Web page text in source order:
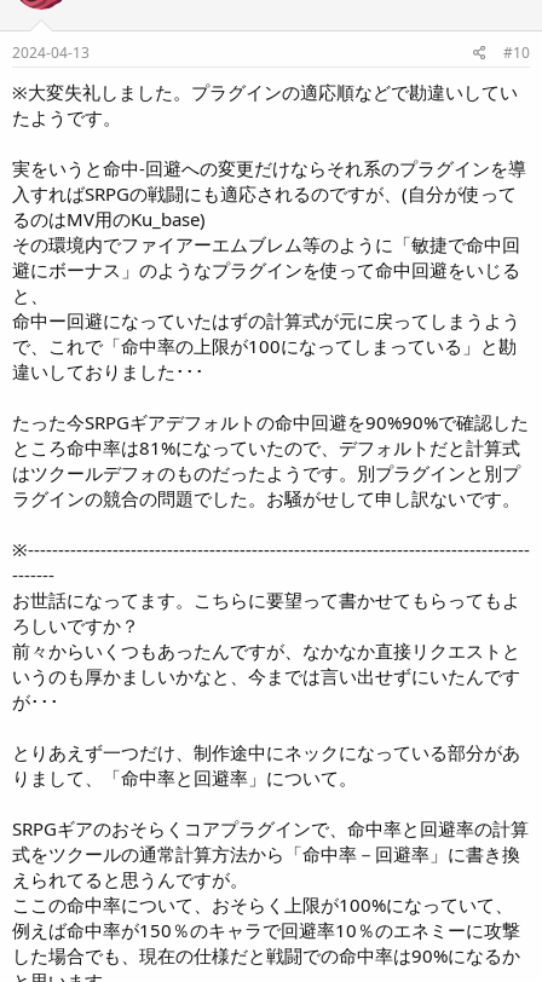
o
n
s
2024-04-13 #10
※大変失礼しました。プラグインの適応順などで勘違いしてい
たようです。
実をいうと命中-回避への変更だけならそれ系のプラグインを導
入すればSRPGの戦闘にも適応されるのですが、(自分が使って
るのはMV用のKu_base)
その環境内でファイアーエムブレム等のように「敏捷で命中回
避にボーナス」のようなプラグインを使って命中回避をいじる
と、
命中ー回避になっていたはずの計算式が元に戻ってしまうよう
で、これで「命中率の上限が100になってしまっている」と勘
違いしておりました･･･
たった今SRPGギアデフォルトの命中回避を90%90%で確認した
ところ命中率は81%になっていたので、デフォルトだと計算式
はツクールデフォのものだったようです。別プラグインと別プ
ラグインの競合の問題でした。お騒がせして申し訳ないです。
※-----------------------------------------------------------------------------------
-------
お世話になってます。こちらに要望って書かせてもらってもよ
ろしいですか？
前々からいくつもあったんですが、なかなか直接リクエストと
いうのも厚かましいかなと、今までは言い出せずにいたんです
が･･･
とりあえず一つだけ、制作途中にネックになっている部分があ
りまして、「命中率と回避率」について。
SRPGギアのおそらくコアプラグインで、命中率と回避率の計算
式をツクールの通常計算方法から「命中率－回避率」に書き換
えられてると思うんですが。
ここの命中率について、おそらく上限が100%になっていて、
例えば命中率が150％のキャラで回避率10％のエネミーに攻撃
した場合でも、現在の仕様だと戦闘での命中率は90%になるか